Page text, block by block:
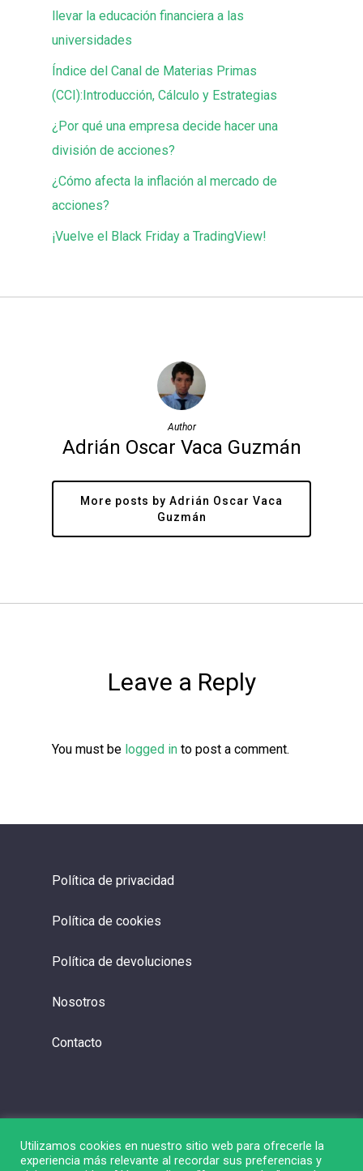
llevar la educación financiera a las
universidades
Índice del Canal de Materias Primas
(CCI):Introducción, Cálculo y Estrategias
¿Por qué una empresa decide hacer una
división de acciones?
¿Cómo afecta la inflación al mercado de
acciones?
¡Vuelve el Black Friday a TradingView!
Author
Adrián Oscar Vaca Guzmán
More posts by Adrián Oscar Vaca
Guzmán
Leave a Reply
You must be logged in to post a comment.
Política de privacidad
Política de cookies
Política de devoluciones
Nosotros
Contacto
Utilizamos cookies en nuestro sitio web para ofrecerle la
experiencia más relevante al recordar sus preferencias y